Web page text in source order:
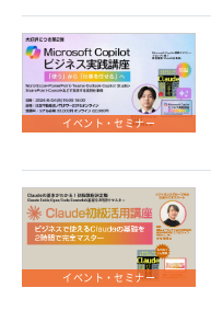
イベント・セミナー
イベント・セミナー